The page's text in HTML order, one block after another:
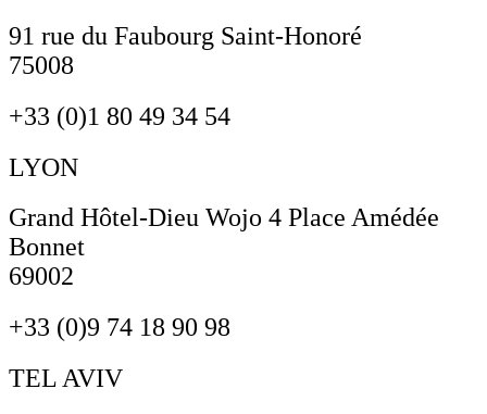
91 rue du Faubourg Saint-Honoré
75008
+33 (0)1 80 49 34 54
LYON
Grand Hôtel-Dieu Wojo 4 Place Amédée
Bonnet
69002
+33 (0)9 74 18 90 98
TEL AVIV